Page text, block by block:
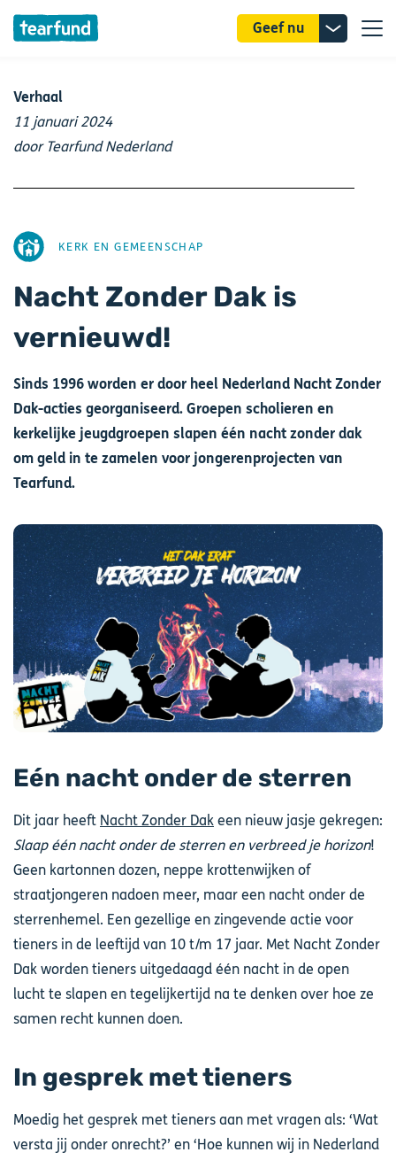
Geef nu
Verhaal
11 januari 2024
door Tearfund Nederland
AFBEELDINGKERK EN GEMEENSCHAP
Nacht Zonder Dak is
vernieuwd!
Sinds 1996 worden er door heel Nederland Nacht Zonder
Dak-acties georganiseerd. Groepen scholieren en
kerkelijke jeugdgroepen slapen één nacht zonder dak
om geld in te zamelen voor jongerenprojecten van
Tearfund.
Afbeelding
Eén nacht onder de sterren
Dit jaar heeft Nacht Zonder Dak een nieuw jasje gekregen:
Slaap één nacht onder de sterren en verbreed je horizon!
Geen kartonnen dozen, neppe krottenwijken of
straatjongeren nadoen meer, maar een nacht onder de
sterrenhemel. Een gezellige en zingevende actie voor
tieners in de leeftijd van 10 t/m 17 jaar. Met Nacht Zonder
Dak worden tieners uitgedaagd één nacht in de open
lucht te slapen en tegelijkertijd na te denken over hoe ze
samen recht kunnen doen.
In gesprek met tieners
Moedig het gesprek met tieners aan met vragen als: ‘Wat
versta jij onder onrecht?’ en ‘Hoe kunnen wij in Nederland